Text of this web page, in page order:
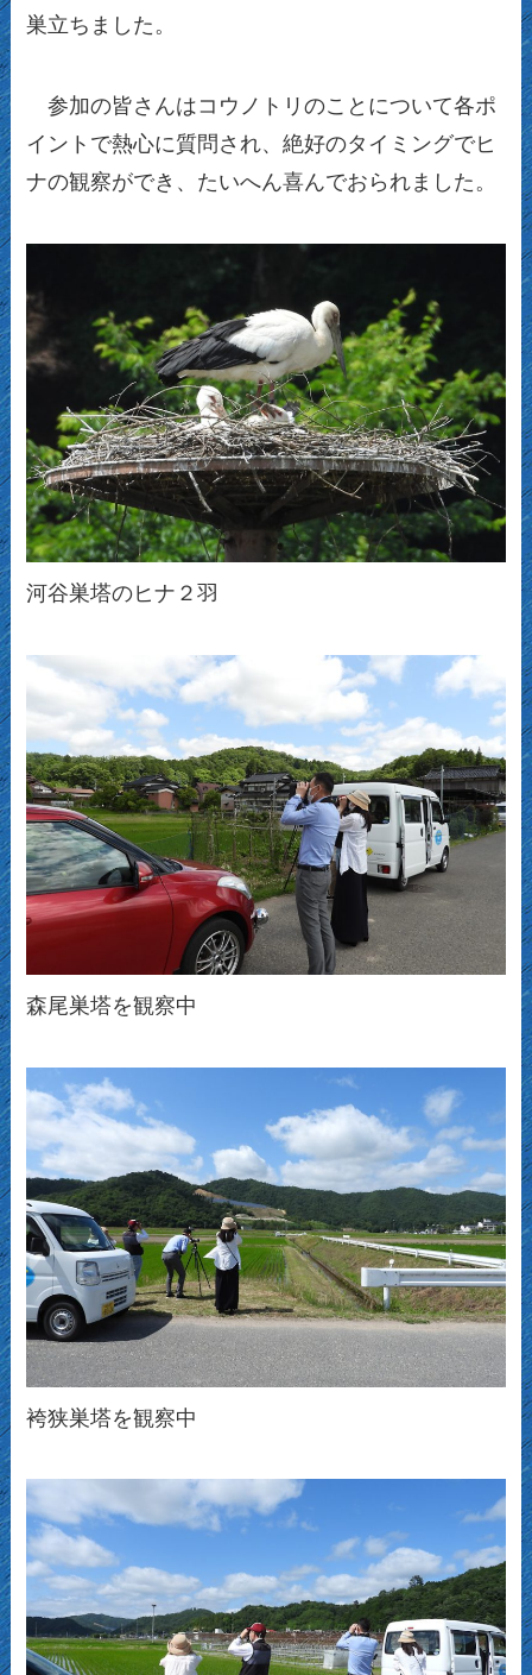
巣立ちました。
参加の皆さんはコウノトリのことについて各ポ
イントで熱心に質問され、絶好のタイミングでヒ
ナの観察ができ、たいへん喜んでおられました。
河谷巣塔のヒナ２羽
森尾巣塔を観察中
袴狭巣塔を観察中